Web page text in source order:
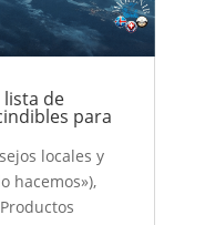
de
para
locales y
hacemos»),